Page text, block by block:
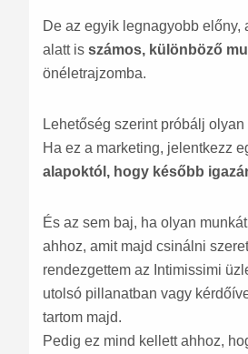
De az egyik legnagyobb
alatt is számos, különböző
önéletrajzomba.
Lehetőség szerint próbálj
Ha ez a marketing, jelentkezz
alapoktól, hogy később
És az sem baj, ha olyan
ahhoz, amit majd csinálni
rendezgettem az Intimissimi
utolsó pillanatban vagy
tartom majd.
Pedig ez mind kellett ahhoz,